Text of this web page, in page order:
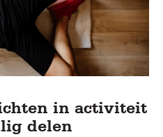
in activiteit
delen